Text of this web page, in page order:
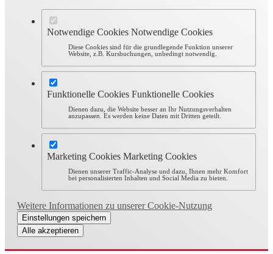
Notwendige Cookies Notwendige Cookies
Diese Cookies sind für die grundlegende Funktion unserer
Website, z.B. Kursbuchungen, unbedingt notwendig.
Funktionelle Cookies Funktionelle Cookies
Dienen dazu, die Website besser an Ihr Nutzungsverhalten
anzupassen. Es werden keine Daten mit Dritten geteilt.
Marketing Cookies Marketing Cookies
Dienen unserer Traffic-Analyse und dazu, Ihnen mehr Komfort
bei personalisierten Inhalten und Social Media zu bieten.
Weitere Informationen zu unserer Cookie-Nutzung